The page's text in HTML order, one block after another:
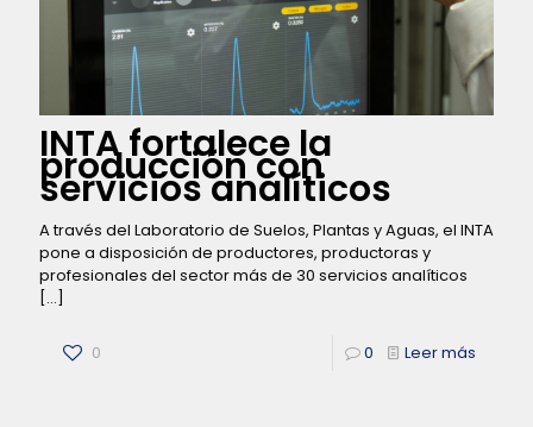
INTA fortalece la
producción con
servicios analíticos
A través del Laboratorio de Suelos, Plantas y Aguas, el INTA
pone a disposición de productores, productoras y
profesionales del sector más de 30 servicios analíticos
[…]
0 0 Leer más